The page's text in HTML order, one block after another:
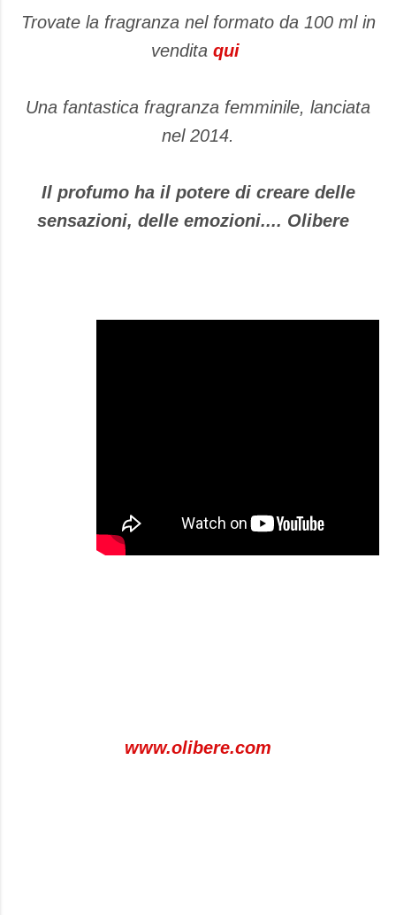
Trovate la fragranza nel formato da 100 ml in
vendita qui
Una fantastica fragranza femminile, lanciata
nel 2014.
Il profumo ha il potere di creare delle
sensazioni, delle emozioni.... Olibere
www.olibere.com